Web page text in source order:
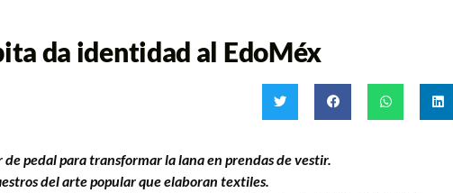
da identidad al EdoMéx
pedal para transformar la lana en prendas de vestir.
del arte popular que elaboran textiles.